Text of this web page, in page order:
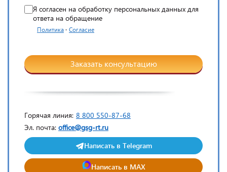
Я согласен на обработку персональных данных для
ответа на обращение
Политика · Согласие
Заказать консультацию
Горячая линия: 8 800 550-87-68
Эл. почта: office@gsg-rt.ru
Написать в Telegram
Написать в MAX